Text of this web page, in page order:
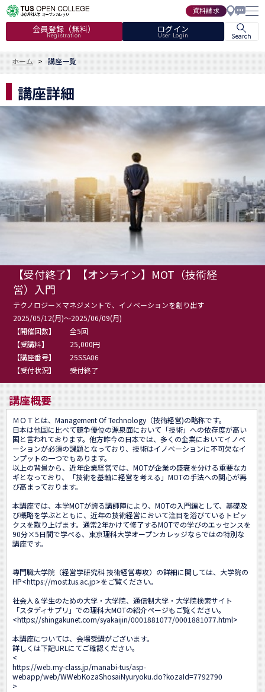
資料請求
会員登録（無料）
Registration
ログイン
User Login Search
ホーム 講座一覧
講座詳細
【受付終了】【オンライン】MOT（技術経
営）入門
テクノロジー×マネジメントで、イノベーションを創り出す
2025/05/12(月)～2025/06/09(月)
【開催回数】
全5回
【受講料】
25,000円
【講座番号】
25SSA06
【受付状況】
受付終了
講座概要
ＭＯＴとは、Management Of Technology（技術経営)の略称です。
日本は他国に比べて競争優位の源泉面において「技術」への依存度が高い
国と言われております。他方昨今の日本では、多くの企業においてイノベ
ーションが必須の課題となっており、技術はイノベーションに不可欠なイ
ンプットの一つでもあります。
以上の背景から、近年企業経営では、MOTが企業の盛衰を分ける重要なカ
ギとなっており、「技術を基軸に経営を考える」MOTの手法への関心が再
び高まっております。
本講座では、本学MOTが誇る講師陣により、MOTの入門編として、基礎及
び概略を学ぶとともに、近年の技術経営において注目を浴びているトピッ
クスを取り上げます。通常2年かけて修了するMOTでの学びのエッセンスを
90分×5日間で学べる、東京理科大学オープンカレッジならではの特別な
講座です。
専門職大学院（経営学研究科 技術経営専攻）の詳細に関しては、大学院の
HP<https://most.tus.ac.jp>をご覧ください。
社会人＆学生のための大学・大学院、通信制大学・大学院検索サイト
「スタディサプリ」での理科大MOTの紹介ページもご覧ください。
<https://shingakunet.com/syakaijin/0001881077/0001881077.html>
本講座については、会場受講がございます。
詳しくは下記URLにてご確認ください。
<
https://web.my-class.jp/manabi-tus/asp-
webapp/web/WWebKozaShosaiNyuryoku.do?kozaId=7792790
>